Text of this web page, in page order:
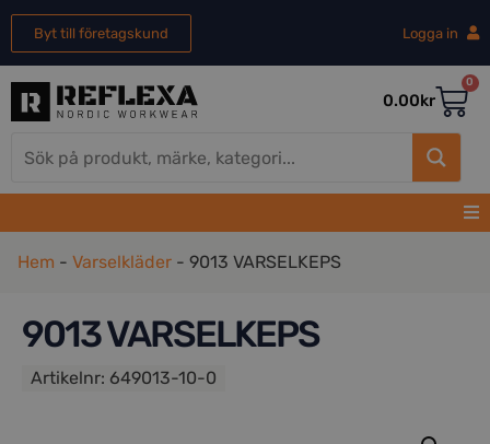
Byt till företagskund Logga in
0.00kr
0
Hem - Varselkläder - 9013 VARSELKEPS
9013 VARSELKEPS
Artikelnr: 649013-10-0